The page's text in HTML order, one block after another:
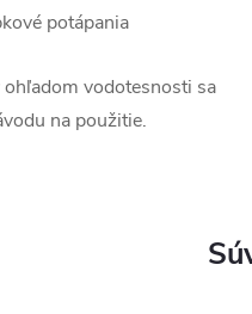
potápania
vodotesnosti sa
na použitie.